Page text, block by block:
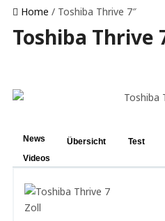
Home / Toshiba Thrive 7″
Toshiba Thrive
News Übersicht Test
Videos